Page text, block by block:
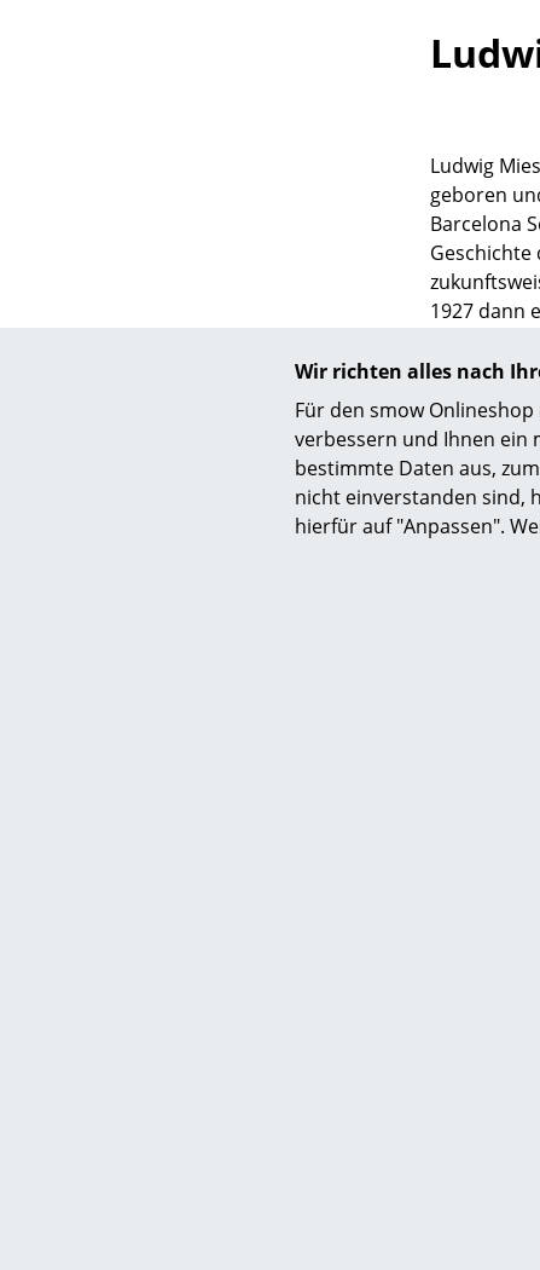
Wir richten alles nach
Für den smow
verbessern und Ihnen ein
bestimmte Daten aus,
nicht einverstanden sind,
hierfür auf "Anpassen".
Unsere Vorteile
Datenschutz
Einen
Ludwig
geboren
Barcelona
1927 dann
damit eines
erstmals
nicht nur
sollte.
für die
Rohe
ist heute